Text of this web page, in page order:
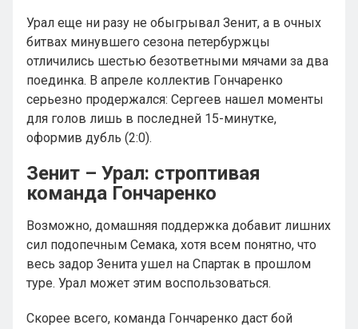
Урал еще ни разу не обыгрывал Зенит, а в очных
битвах минувшего сезона петербуржцы
отличились шестью безответными мячами за два
поединка. В апреле коллектив Гончаренко
серьезно продержался: Сергеев нашел моменты
для голов лишь в последней 15-минутке,
оформив дубль (2:0).
Зенит – Урал: строптивая
команда Гончаренко
Возможно, домашняя поддержка добавит лишних
сил подопечным Семака, хотя всем понятно, что
весь задор Зенита ушел на Спартак в прошлом
туре. Урал может этим воспользоваться.
Скорее всего, команда Гончаренко даст бой